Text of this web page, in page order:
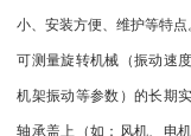
小、安装方便、维护等特
可测量旋转机械（振动速
机架振动等参数）的长期
轴承盖上（如：风机、电